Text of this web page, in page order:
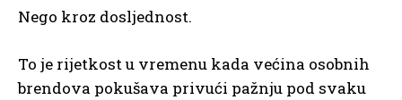
Nego kroz dosljednost.
To je rijetkost u vremenu kada većina osobnih
brendova pokušava privući pažnju pod svaku